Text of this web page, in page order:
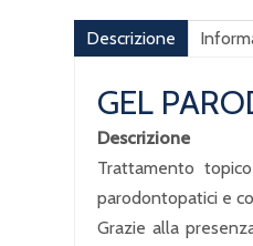
Descrizione
GEL
Descrizione
Trattamento
parodontopatici e
Grazie alla